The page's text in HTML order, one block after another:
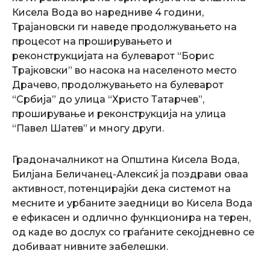
Кисела Вода во наредниве 4 години,
Трајановски ги наведе продолжувањето на
процесот на проширувањето и
реконструкцијата на булеварот “Борис
Трајковски” во насока на населеното место
Драчево, продолжувањето на булеварот
“Србија” до улица “Христо Татарчев”,
проширување и реконструкција на улица
“Павел Шатев” и многу други.
Градоначалникот на Општина Кисела Вода,
Билјана Беличанец-Алексиќ ја поздрави оваа
активност, потенцирајќи дека системот на
месните и урбаните заедници во Кисела Вода
е ефикасен и одлично функционира на терен,
од каде во дослух со граѓаните секојдневно се
добиваат нивните забелешки.